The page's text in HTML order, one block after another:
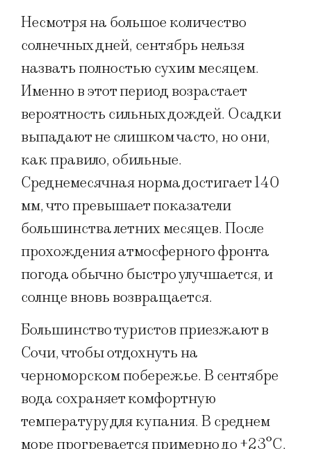
Несмотря на большое количество
солнечных дней, сентябрь нельзя
назвать полностью сухим месяцем.
Именно в этот период возрастает
вероятность сильных дождей. Осадки
выпадают не слишком часто, но они,
как правило, обильные.
Среднемесячная норма достигает 140
мм, что превышает показатели
большинства летних месяцев. После
прохождения атмосферного фронта
погода обычно быстро улучшается, и
солнце вновь возвращается.
Большинство туристов приезжают в
Сочи, чтобы отдохнуть на
черноморском побережье. В сентябре
вода сохраняет комфортную
температуру для купания. В среднем
море прогревается примерно до +23°C,